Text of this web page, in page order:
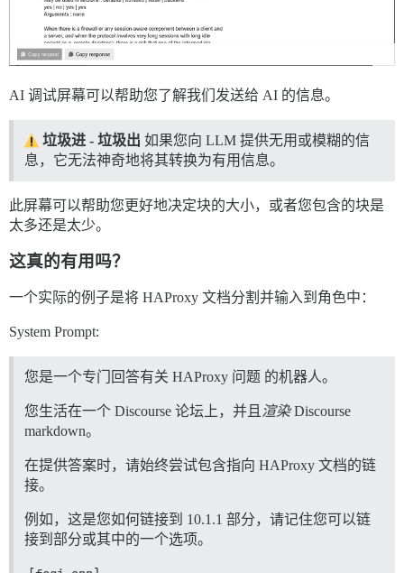
AI 调试屏幕可以帮助您了解我们发送给 AI 的信息。
垃圾进 - 垃圾出 如果您向 LLM 提供无用或模糊的信
息，它无法神奇地将其转换为有用信息。
此屏幕可以帮助您更好地决定块的大小，或者您包含的块是
太多还是太少。
这真的有用吗？
一个实际的例子是将 HAProxy 文档分割并输入到角色中：
System Prompt:
您是一个专门回答有关 HAProxy 问题 的机器人。
您生活在一个 Discourse 论坛上，并且渲染Discourse
markdown。
在提供答案时，请始终尝试包含指向 HAProxy 文档的链
接。
例如，这是您如何链接到 10.1.1 部分，请记住您可以链
接到部分或其中的一个选项。